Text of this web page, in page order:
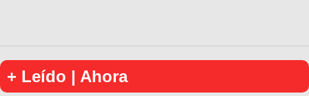
+ Leído | Ahora